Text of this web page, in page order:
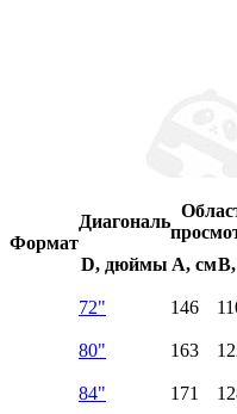
Формат
Диагональ
D, дюймы A, см
72" 146
80" 163
84" 171